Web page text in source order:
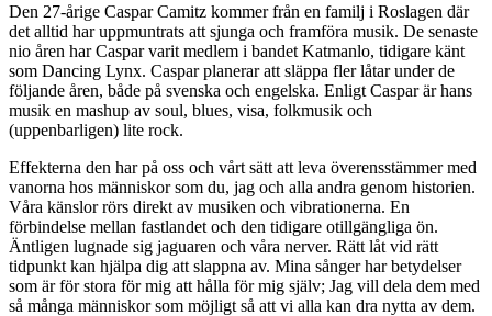
Den 27-årige Caspar Camitz kommer från en familj i Roslagen där
det alltid har uppmuntrats att sjunga och framföra musik. De senaste
nio åren har Caspar varit medlem i bandet Katmanlo, tidigare känt
som Dancing Lynx. Caspar planerar att släppa fler låtar under de
följande åren, både på svenska och engelska. Enligt Caspar är hans
musik en mashup av soul, blues, visa, folkmusik och
(uppenbarligen) lite rock.
Effekterna den har på oss och vårt sätt att leva överensstämmer med
vanorna hos människor som du, jag och alla andra genom historien.
Våra känslor rörs direkt av musiken och vibrationerna. En
förbindelse mellan fastlandet och den tidigare otillgängliga ön.
Äntligen lugnade sig jaguaren och våra nerver. Rätt låt vid rätt
tidpunkt kan hjälpa dig att slappna av. Mina sånger har betydelser
som är för stora för mig att hålla för mig själv; Jag vill dela dem med
så många människor som möjligt så att vi alla kan dra nytta av dem.